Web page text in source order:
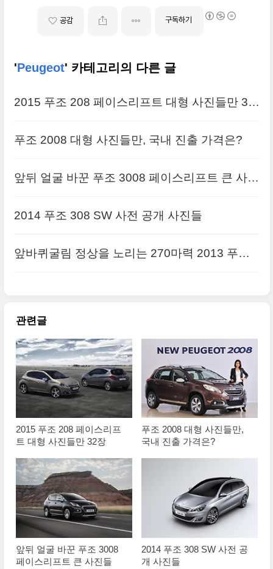
공감 구독하기
'Peugeot' 카테고리의 다른 글
2015 푸조 208 페이스리프트 대형 사진들만 32
푸조 2008 대형 사진들만, 국내 진출 가격은?
앞뒤 얼굴 바꾼 푸조 3008 페이스리프트 큰 사진
2014 푸조 308 SW 사전 공개 사진들
앞바퀴굴림 정상을 노리는 270마력 2013 푸조
관련글
2015 푸조 208 페이스리프
트 대형 사진들만 32장
푸조 2008 대형 사진들만,
국내 진출 가격은?
앞뒤 얼굴 바꾼 푸조 3008
페이스리프트 큰 사진들
2014 푸조 308 SW 사전 공
개 사진들